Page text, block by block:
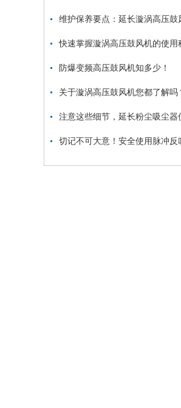
快速掌握漩涡高压鼓风机的使用
防爆变频高压鼓风机知多少！
关于漩涡高压鼓风机您都了解吗